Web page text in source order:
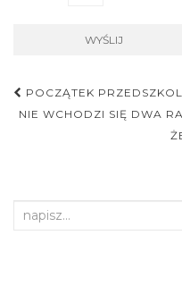
Nawigacja
POCZĄTEK
NIE WCHODZI SIĘ DWA
Search for: